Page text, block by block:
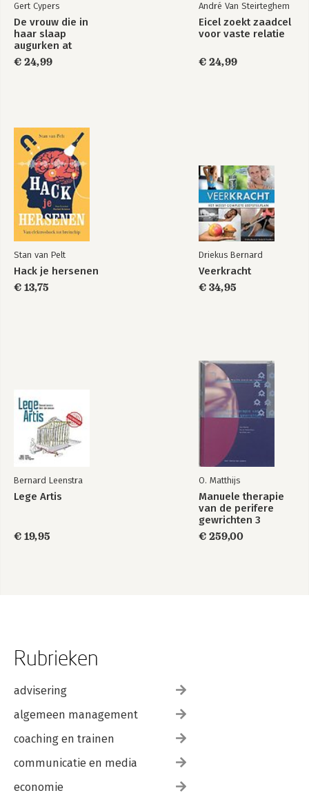
Gert Cypers
De vrouw die in
haar slaap
augurken at
€ 24,99
André Van Steirteghem
Eicel zoekt zaadcel
voor vaste relatie
€ 24,99
Stan van Pelt
Hack je hersenen
€ 13,75
Driekus Bernard
Veerkracht
€ 34,95
Bernard Leenstra
Lege Artis
€ 19,95
O. Matthijs
Manuele therapie
van de perifere
gewrichten 3
€ 259,00
Rubrieken
advisering
algemeen management
coaching en trainen
communicatie en media
economie